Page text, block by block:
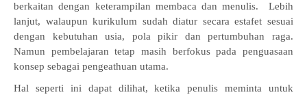
berkaitan dengan keterampilan membaca dan menulis. Lebih
lanjut, walaupun kurikulum sudah diatur secara estafet sesuai
dengan kebutuhan usia, pola pikir dan pertumbuhan raga.
Namun pembelajaran tetap masih berfokus pada penguasaan
konsep sebagai pengeathuan utama.
Hal seperti ini dapat dilihat, ketika penulis meminta untuk